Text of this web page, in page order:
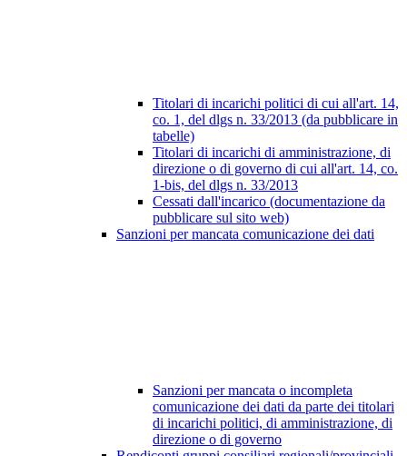
Titolari di incarichi politici di cui all'art. 14,
co. 1, del dlgs n. 33/2013 (da pubblicare in
tabelle)
Titolari di incarichi di amministrazione, di
direzione o di governo di cui all'art. 14, co.
1-bis, del dlgs n. 33/2013
Cessati dall'incarico (documentazione da
pubblicare sul sito web)
Sanzioni per mancata comunicazione dei dati
Sanzioni per mancata o incompleta
comunicazione dei dati da parte dei titolari
di incarichi politici, di amministrazione, di
direzione o di governo